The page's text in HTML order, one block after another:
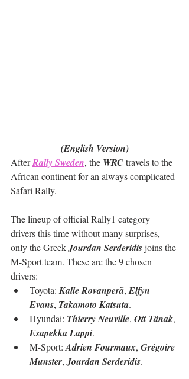
(English Version)
After Rally Sweden, the WRC travels to the
African continent for an always complicated
Safari Rally.
The lineup of official Rally1 category
drivers this time without many surprises,
only the Greek Jourdan Serderidis joins the
M-Sport team. These are the 9 chosen
drivers:
Toyota: Kalle Rovanperä, Elfyn
Evans, Takamoto Katsuta.
Hyundai: Thierry Neuville, Ott Tänak,
Esapekka Lappi.
M-Sport: Adrien Fourmaux, Grégoire
Munster, Jourdan Serderidis.